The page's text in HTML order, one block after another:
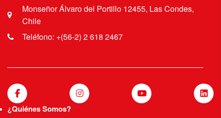
Monseñor Álvaro del Portillo 12455, Las Condes,
Chile
Teléfono: +(56-2) 2 618 2467
¿Quiénes Somos?